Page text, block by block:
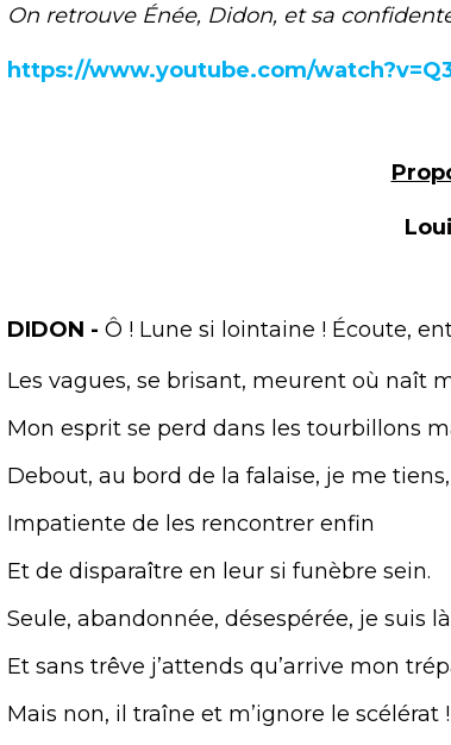
On retrouve Énée, Didon, et sa
https://www.youtube.com/
DIDON - Ô ! Lune si lointaine ! Écoute,
Les vagues, se brisant, meurent où naît
Mon esprit se perd dans les tourbillons
Debout, au bord de la falaise, je me tiens,
Impatiente de les rencontrer enfin
Et de disparaître en leur si funèbre sein.
Seule, abandonnée, désespérée, je suis
Et sans trêve j’attends qu’arrive mon
Mais non, il traîne et m’ignore le scélérat !